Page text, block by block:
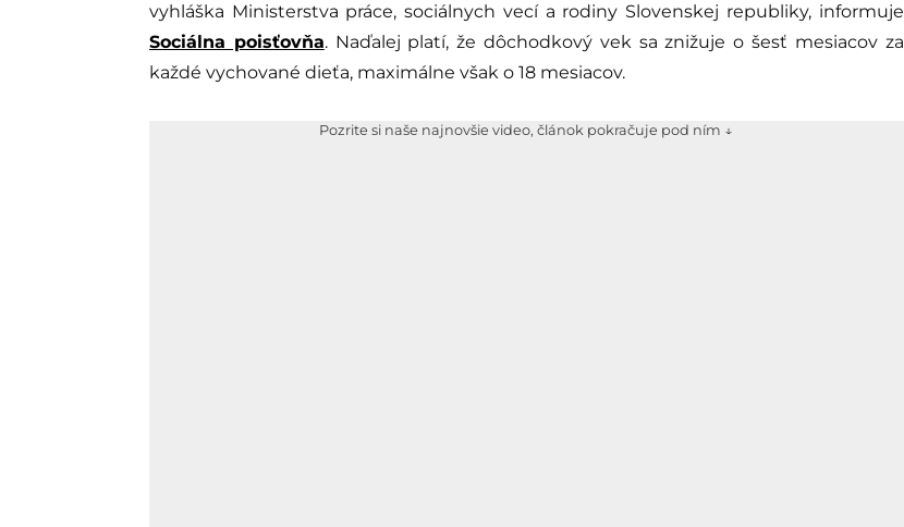
vyhláška Ministerstva práce, sociálnych vecí a rodiny Slovenskej republiky, informuje
Sociálna poisťovňa. Naďalej platí, že dôchodkový vek sa znižuje o šesť mesiacov za
každé vychované dieťa, maximálne však o 18 mesiacov.
Pozrite si naše najnovšie video, článok pokračuje pod ním ↓